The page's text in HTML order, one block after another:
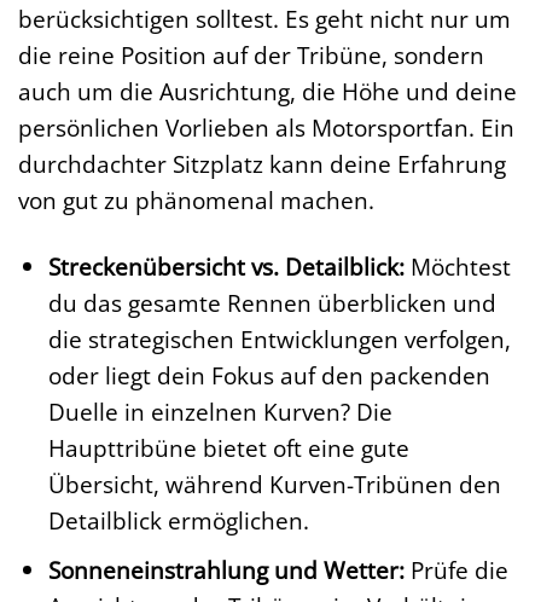
berücksichtigen solltest. Es geht nicht nur um
die reine Position auf der Tribüne, sondern
auch um die Ausrichtung, die Höhe und deine
persönlichen Vorlieben als Motorsportfan. Ein
durchdachter Sitzplatz kann deine Erfahrung
von gut zu phänomenal machen.
Streckenübersicht vs. Detailblick:Möchtest
du das gesamte Rennen überblicken und
die strategischen Entwicklungen verfolgen,
oder liegt dein Fokus auf den packenden
Duelle in einzelnen Kurven? Die
Haupttribüne bietet oft eine gute
Übersicht, während Kurven-Tribünen den
Detailblick ermöglichen.
Sonneneinstrahlung und Wetter:Prüfe die